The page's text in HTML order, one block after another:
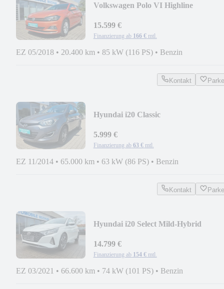
Volkswagen Polo VI Highline
15.599 €
Finanzierung ab 166 € mtl.
EZ 05/2018 • 20.400 km • 85 kW (116 PS) • Benzin
Kontakt
Hyundai i20 Classic
5.999 €
Finanzierung ab 63 € mtl.
EZ 11/2014 • 65.000 km • 63 kW (86 PS) • Benzin
Kontakt
Hyundai i20 Select Mild-Hybrid
14.799 €
Finanzierung ab 154 € mtl.
EZ 03/2021 • 66.600 km • 74 kW (101 PS) • Benzin